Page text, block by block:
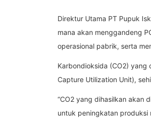
Direktur Utama PT Pupuk
mana akan menggandeng
operasional pabrik, serta
Karbondioksida (CO2) yang
Capture Utilization Unit),
“CO2 yang dihasilkan akan
untuk peningkatan produksi